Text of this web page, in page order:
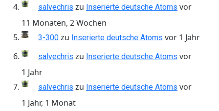
salvechris zu Inserierte deutsche Atoms vor
11 Monaten, 2 Wochen
3-300 zu Inserierte deutsche Atoms vor 1 Jahr
salvechris zu Inserierte deutsche Atoms vor
1 Jahr
salvechris zu Inserierte deutsche Atoms vor
1 Jahr, 1 Monat